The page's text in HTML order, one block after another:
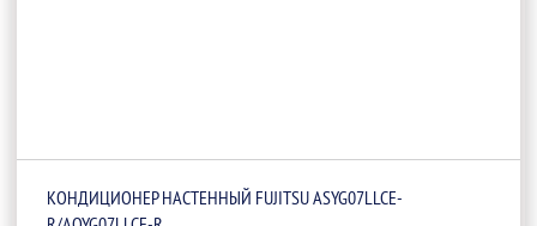
КОНДИЦИОНЕР НАСТЕННЫЙ FUJITSU ASYG07LLCE-